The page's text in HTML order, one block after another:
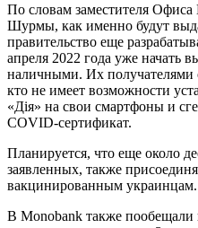
По словам заместителя Офиса
Шурмы, как именно будут
правительство еще
апреля 2022 года уже начать
наличными. Их получателями
кто не имеет возможности
«Дія» на свои смартфоны и
COVID-сертификат.
Планируется, что еще около
заявленных, также
вакцинированным украинцам.
В Monobank также пообещали